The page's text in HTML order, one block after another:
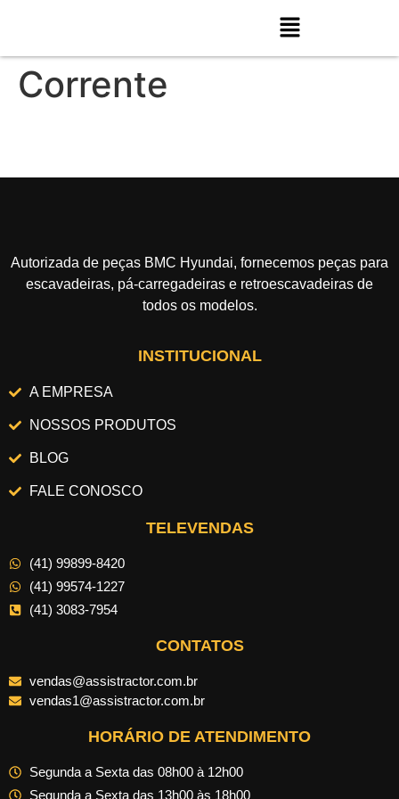
Corrente
Autorizada de peças BMC Hyundai, fornecemos peças para
escavadeiras, pá-carregadeiras e retroescavadeiras de
todos os modelos.
INSTITUCIONAL
A EMPRESA
NOSSOS PRODUTOS
BLOG
FALE CONOSCO
TELEVENDAS
(41) 99899-8420
(41) 99574-1227
(41) 3083-7954
CONTATOS
vendas@assistractor.com.br
vendas1@assistractor.com.br
HORÁRIO DE ATENDIMENTO
Segunda a Sexta das 08h00 à 12h00
Segunda a Sexta das 13h00 às 18h00